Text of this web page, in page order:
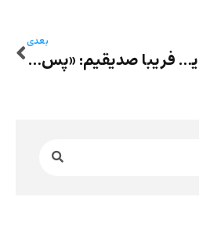
فرشته مولوی: «نگویی‌ها» (چهار داستانک)
بعدی
فریبا صدیقیم: «پس از سکوت»ِ مریم مردانی